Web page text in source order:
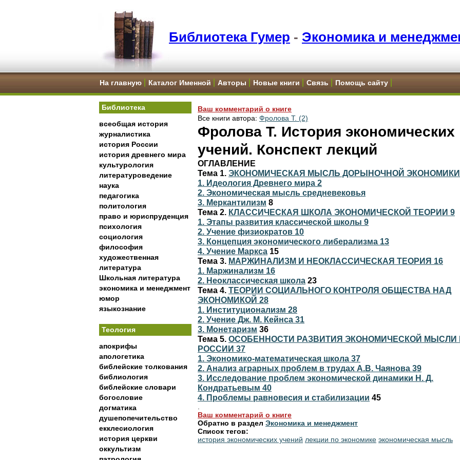
Библиотека Гумер - Экономика и
На главную Каталог Именной Авторы Новые книги Связь Помощь сайту
Библиотека
всеобщая история
журналистика
история России
история древнего мира
культурология
литературоведение
наука
педагогика
политология
право и юриспруденция
психология
социология
философия
художественная
литература
Школьная литература
экономика и менеджмент
юмор
языкознание
Теология
апокрифы
апологетика
библейские толкования
библиология
библейские словари
богословие
догматика
душепопечительство
екклесиология
история церкви
оккультизм
Ваш комментарий о книге
Все книги автора: Фролова Т. (2)
Фролова Т. История экономических
учений. Конспект лекций
ОГЛАВЛЕНИЕ
Тема 1. ЭКОНОМИЧЕСКАЯ МЫСЛЬ ДОРЫНОЧНОЙ ЭКОНОМИКИ
1. Идеология Древнего мира 2
2. Экономическая мысль средневековья
3. Меркантилизм 8
Тема 2. КЛАССИЧЕСКАЯ ШКОЛА ЭКОНОМИЧЕСКОЙ ТЕОРИИ 9
1. Этапы развития классической школы 9
2. Учение физиократов 10
3. Концепция экономического либерализма 13
4. Учение Маркса 15
Тема 3. МАРЖИНАЛИЗМ И НЕОКЛАССИЧЕСКАЯ ТЕОРИЯ 16
1. Маржинализм 16
2. Неоклассическая школа 23
Тема 4. ТЕОРИИ СОЦИАЛЬНОГО КОНТРОЛЯ ОБЩЕСТВА НАД
ЭКОНОМИКОЙ 28
1. Институционализм 28
2. Учение Дж. М. Кейнса 31
3. Монетаризм 36
Тема 5. ОСОБЕННОСТИ РАЗВИТИЯ ЭКОНОМИЧЕСКОЙ МЫСЛИ
РОССИИ 37
1. Экономико-математическая школа 37
2. Анализ аграрных проблем в трудах А.В. Чаянова 39
3. Исследование проблем экономической динамики Н. Д.
Кондратьевым 40
4. Проблемы равновесия и стабилизации 45
Ваш комментарий о книге
Обратно в раздел Экономика и менеджмент
Список тегов:
история экономических учений лекции по экономике экономическая мысль